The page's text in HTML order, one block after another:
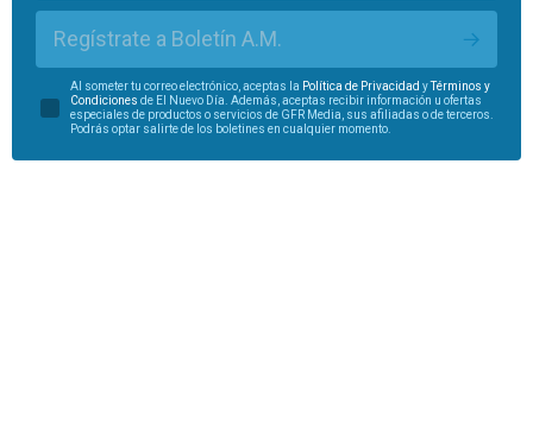
Regístrate a Boletín A.M.
Al someter tu correo electrónico, aceptas la Política de Privacidad yTérminos y
Condiciones de El Nuevo Día. Además, aceptas recibir información u ofertas
especiales de productos o servicios de GFR Media, sus afiliadas o de terceros.
Podrás optar salirte de los boletines en cualquier momento.